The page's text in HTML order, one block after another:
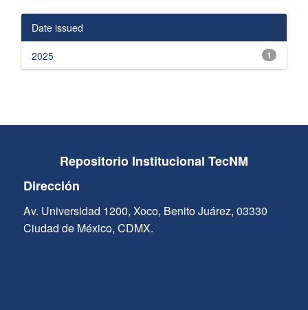
Date issued
1
2025
Repositorio Institucional TecNM
Dirección
Av. Universidad 1200, Xoco, Benito Juárez, 03330
Ciudad de México, CDMX.